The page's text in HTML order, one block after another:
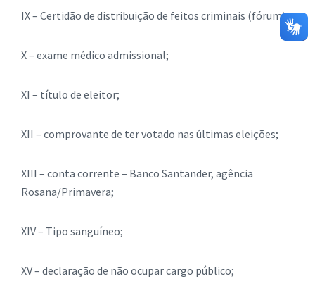
IX – Certidão de distribuição de feitos criminais (fórum);
X – exame médico admissional;
XI – título de eleitor;
XII – comprovante de ter votado nas últimas eleições;
XIII – conta corrente – Banco Santander, agência
Rosana/Primavera;
XIV – Tipo sanguíneo;
XV – declaração de não ocupar cargo público;